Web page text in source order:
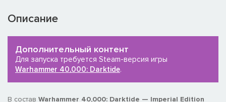
Описание
Дополнительный контент
Для запуска требуется Steam-версия игры
Warhammer 40,000: Darktide.
В состав Warhammer 40,000: Darktide — Imperial Edition